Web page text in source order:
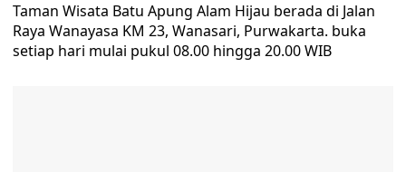
Taman Wisata Batu Apung Alam Hijau berada di Jalan
Raya Wanayasa KM 23, Wanasari, Purwakarta. buka
setiap hari mulai pukul 08.00 hingga 20.00 WIB